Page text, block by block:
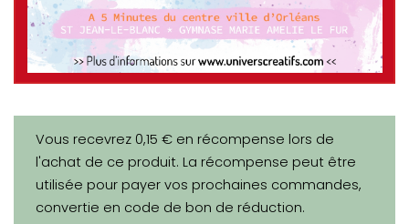
Vous recevrez 0,15 € en récompense lors de
l'achat de ce produit. La récompense peut être
utilisée pour payer vos prochaines commandes,
convertie en code de bon de réduction.